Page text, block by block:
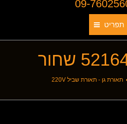
תפריט
תאורת גן - תאורת שביל 220V